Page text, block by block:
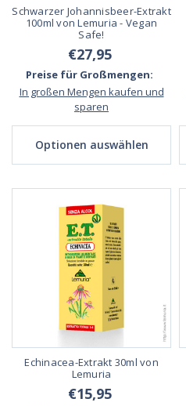
Schwarzer Johannisbeer-Extrakt
100ml von Lemuria - Vegan
Safe!
€27,95
Preise für Großmengen:
In großen Mengen kaufen und
sparen
Optionen auswählen
Echinacea-Extrakt 30ml von
Lemuria
€15,95